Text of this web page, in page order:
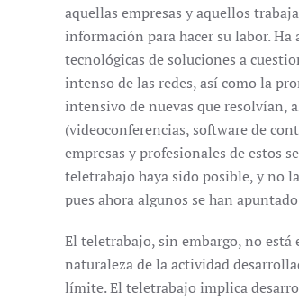
aquellas empresas y aquellos
información para hacer su labor. Ha
tecnológicas de soluciones a
intenso de las redes, así como la
intensivo de nuevas que resolvían,
(videoconferencias, software de
empresas y profesionales de estos
teletrabajo haya sido posible, y no
pues ahora algunos se han
El teletrabajo, sin embargo, no
naturaleza de la actividad
límite. El teletrabajo implica